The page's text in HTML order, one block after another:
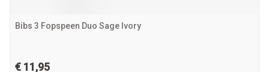
Bibs 3 Fopspeen Duo Sage Ivory
€ 11,95